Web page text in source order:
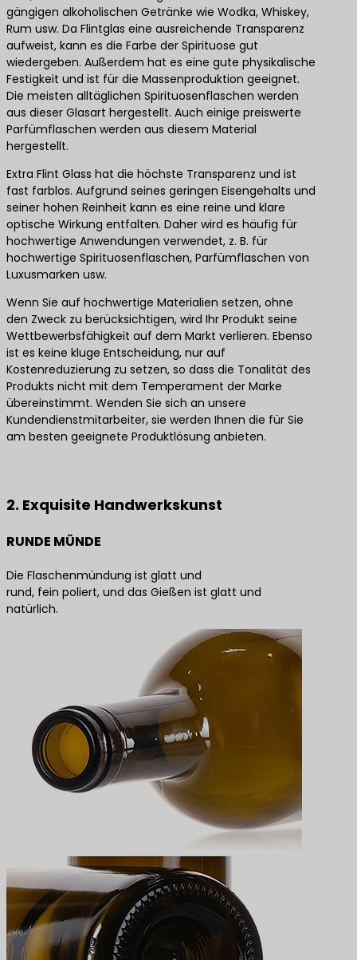
gängigen alkoholischen Getränke wie Wodka, Whiskey,
Rum usw. Da Flintglas eine ausreichende Transparenz
aufweist, kann es die Farbe der Spirituose gut
wiedergeben. Außerdem hat es eine gute physikalische
Festigkeit und ist für die Massenproduktion geeignet.
Die meisten alltäglichen Spirituosenflaschen werden
aus dieser Glasart hergestellt. Auch einige preiswerte
Parfümflaschen werden aus diesem Material
hergestellt.
Extra Flint Glass hat die höchste Transparenz und ist
fast farblos. Aufgrund seines geringen Eisengehalts und
seiner hohen Reinheit kann es eine reine und klare
optische Wirkung entfalten. Daher wird es häufig für
hochwertige Anwendungen verwendet, z. B. für
hochwertige Spirituosenflaschen, Parfümflaschen von
Luxusmarken usw.
Wenn Sie auf hochwertige Materialien setzen, ohne
den Zweck zu berücksichtigen, wird Ihr Produkt seine
Wettbewerbsfähigkeit auf dem Markt verlieren. Ebenso
ist es keine kluge Entscheidung, nur auf
Kostenreduzierung zu setzen, so dass die Tonalität des
Produkts nicht mit dem Temperament der Marke
übereinstimmt. Wenden Sie sich an unsere
Kundendienstmitarbeiter, sie werden Ihnen die für Sie
am besten geeignete Produktlösung anbieten.
2. Exquisite Handwerkskunst
RUNDE MÜNDE
Die Flaschenmündung ist glatt und
rund, fein poliert, und das Gießen ist glatt und
natürlich.